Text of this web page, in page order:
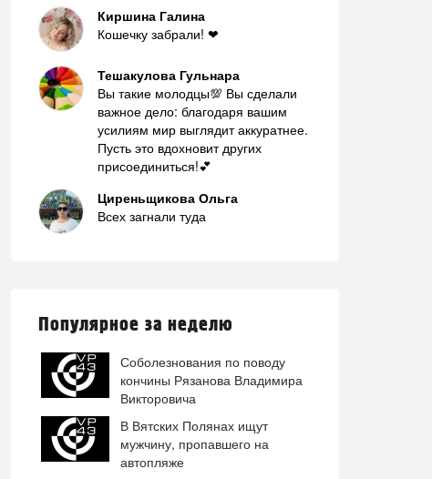
Киршина Галина
Кошечку забрали! ❤
Тешакулова Гульнара
Вы такие молодцы💯 Вы сделали
важное дело: благодаря вашим
усилиям мир выглядит аккуратнее.
Пусть это вдохновит других
присоединиться!💕
Циреньщикова Ольга
Всех загнали туда
Популярное за неделю
Соболезнования по поводу
кончины Рязанова Владимира
Викторовича
В Вятских Полянах ищут
мужчину, пропавшего на
автопляже